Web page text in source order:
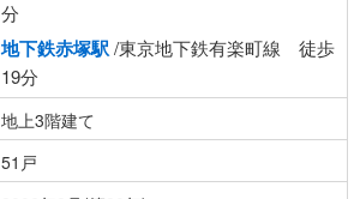
分
地下鉄赤塚駅/東京地下鉄有楽町線 徒歩
19分
地上3階建て
51戸